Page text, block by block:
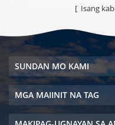
LCD screen ng display.
[ Isang
SUNDAN MO KAMI
MGA MAIINIT NA TAG